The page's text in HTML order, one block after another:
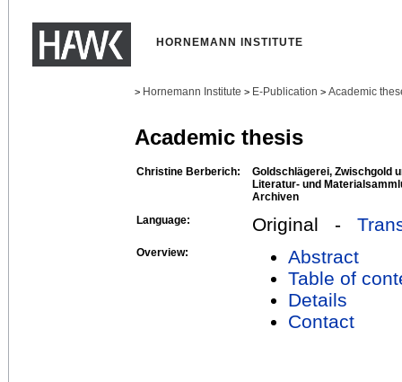
HORNEMANN INSTITUTE
> Hornemann Institute > E-Publication > Academic
Academic thesis
Christine Berberich:
Goldschlägerei, Zwischgold
Literatur- und
Archiven
Language:
Original -
Overview:
Abstract
Table of
Details
Contact